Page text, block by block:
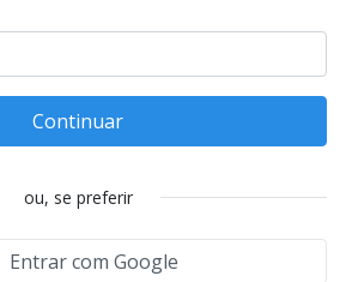
Continuar
ou, se preferir
Entrar com Google